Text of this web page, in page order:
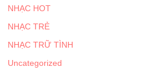
NHẠC HOT
NHẠC TRẺ
NHẠC TRỮ TÌNH
Uncategorized